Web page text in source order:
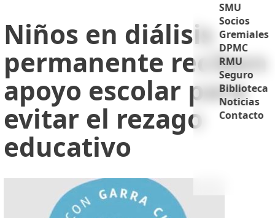
SMU
Socios
Gremiales
DPMC
RMU
Seguro
Biblioteca
Noticias
Contacto
Niños en diálisis
permanente reciben
apoyo escolar para
evitar el rezago
educativo